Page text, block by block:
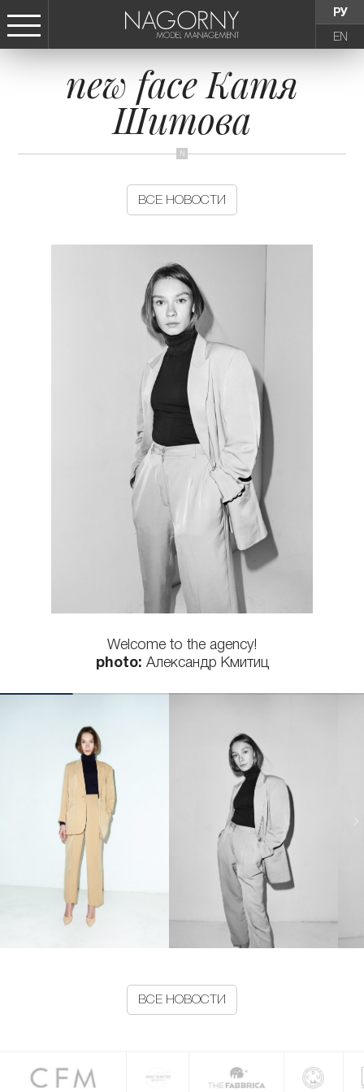
РУ
EN
СТАТЬ МОДЕЛЬЮ
ДЕВУШКИ
АГЕНТСТВО
НОВОСТИ
КОНТАКТЫ
new face Катя
Шитова
ВСЕ НОВОСТИ
Welcome to the agency!
photo: Александр Кмитиц
ВСЕ НОВОСТИ